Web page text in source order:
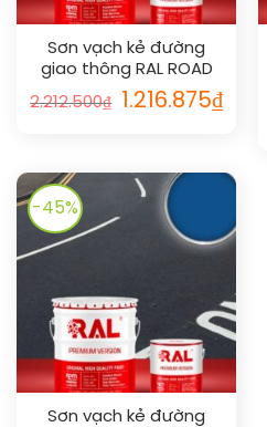
Sơn vạch kẻ đường
giao thông RAL ROAD
LINE 9016
2.212.500₫
Giá
gốc
1.216.875₫Giá
hiện
-45%
Sơn vạch kẻ đường